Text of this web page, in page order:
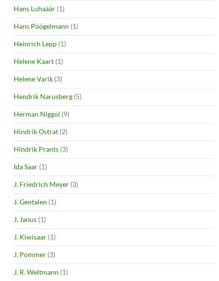
Hans Luhaäär (1)
Hans Pöögelmann (1)
Heinrich Lepp (1)
Helene Kaart (1)
Helene Varik (3)
Hendrik Narusberg (5)
Herman Niggol (9)
Hindrik Ostrat (2)
Hindrik Prants (3)
Ida Saar (1)
J. Friedrich Meyer (3)
J. Gentalen (1)
J. Janus (1)
J. Kiwisaar (1)
J. Pommer (3)
J. R. Weltmann (1)